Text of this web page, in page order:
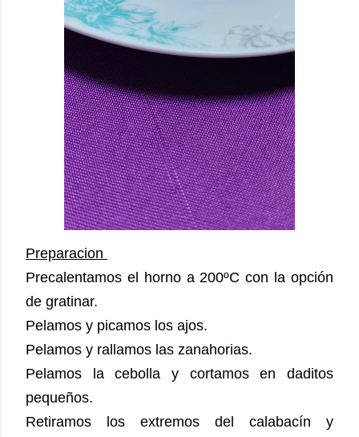
Preparacion
Precalentamos el horno a 200ºC con la opción
de gratinar.
Pelamos y picamos los ajos.
Pelamos y rallamos las zanahorias.
Pelamos la cebolla y cortamos en daditos
pequeños.
Retiramos los extremos del calabacín y